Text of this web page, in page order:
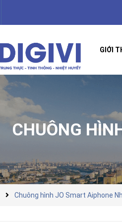
GIỚI
CHUÔNG
Chuông hình JO Smart Aiphone